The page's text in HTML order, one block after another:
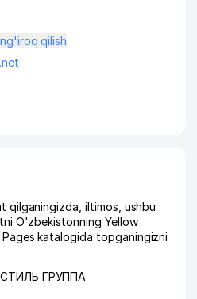
qilish
qilganingizda, iltimos, ushbu
O'zbekistonning Yellow
katalogida topganingizni
ГРУППА